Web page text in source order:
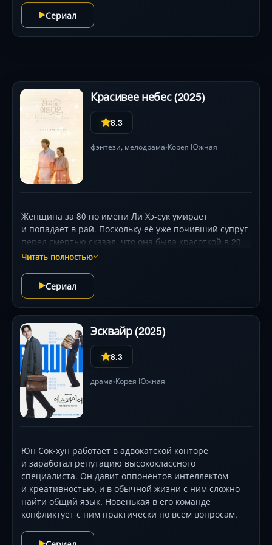
и видит, что он скоро умрёт. На следующий день Кён-
у переводится в её класс, тогда девушка решает
спасти его от смерти любой ценой.
Сериал
Красивее небес (2025)
8.3
фэнтези, мелодрама•Корея Южная
Женщина за 80 по имени Ли Хэ-сук умирает
и попадает в рай. Поскольку её уже почивший супруг
перед смертью сказал, что она была красоткой в 20,
стала ещё красивее в 40, а к 80 стала самой
внешность для проживания в раю. Каково же было её
удивление, когда она обнаружила, что её муженёк
на небесах живёт в молодом обличье.
Читать полностью
Сериал
Эсквайр (2025)
8.3
драма•Корея Южная
Юн Сок-хун работает в адвокатской конторе
и заработал репутацию высококлассного
специалиста. Он давит оппонентов интеллектом
и креативностью, и в обычной жизни с ним сложно
найти общий язык. Новенькая в его команде
конфликтует с ним практически по всем вопросам.